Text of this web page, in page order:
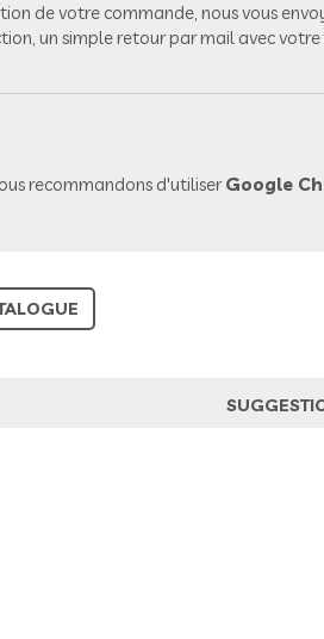
de votre commande, nous vous
un simple retour par mail avec
recommandons d'utiliserGoogle